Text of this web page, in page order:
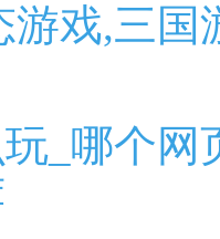
游戏,三国
_哪个